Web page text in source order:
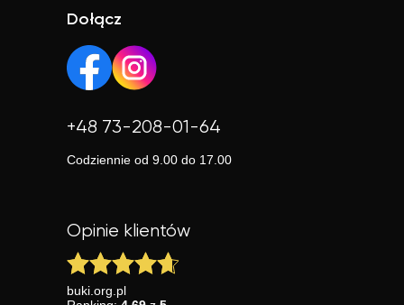
Dołącz
+48 73-208-01-64
Codziennie od 9.00 do 17.00
Opinie klientów
buki.org.pl